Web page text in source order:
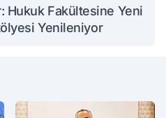
Hukuk Fakültesine Yeni
Yenileniyor